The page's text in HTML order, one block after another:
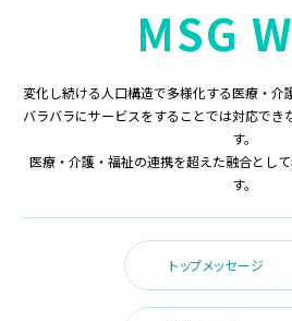
MSG
変化し続ける人口構造で多様化する医療・介
バラバラにサービスをすることでは対応でき
す。
医療・介護・福祉の連携を超えた融合とし
す。
トップメッセージ